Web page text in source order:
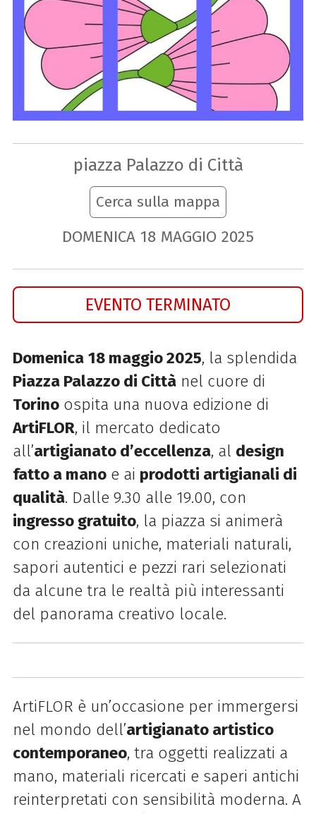
piazza Palazzo di Città
Cerca sulla mappa
DOMENICA 18 MAGGIO 2025
EVENTO TERMINATO
Domenica 18 maggio 2025, la splendida
Piazza Palazzo di Cittànel cuore di
Torinoospita una nuova edizione di
ArtiFLOR, il mercato dedicato
all’artigianato d’eccellenza, al design
fatto a manoe ai prodotti artigianali di
qualità. Dalle 9.30 alle 19.00, con
ingresso gratuito, la piazza si animerà
con creazioni uniche, materiali naturali,
sapori autentici e pezzi rari selezionati
da alcune tra le realtà più interessanti
del panorama creativo locale.
ArtiFLOR è un’occasione per immergersi
nel mondo dell’artigianato artistico
contemporaneo, tra oggetti realizzati a
mano, materiali ricercati e saperi antichi
reinterpretati con sensibilità moderna. A